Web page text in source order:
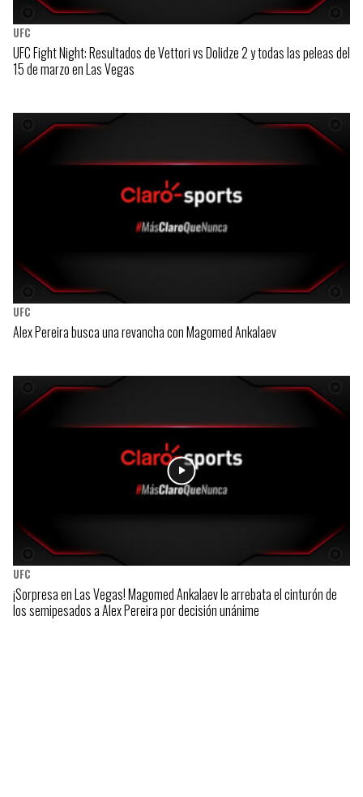
UFC
UFC Fight Night: Resultados de Vettori vs Dolidze 2 y todas las peleas del
15 de marzo en Las Vegas
UFC
Alex Pereira busca una revancha con Magomed Ankalaev
UFC
¡Sorpresa en Las Vegas! Magomed Ankalaev le arrebata el cinturón de
los semipesados a Alex Pereira por decisión unánime